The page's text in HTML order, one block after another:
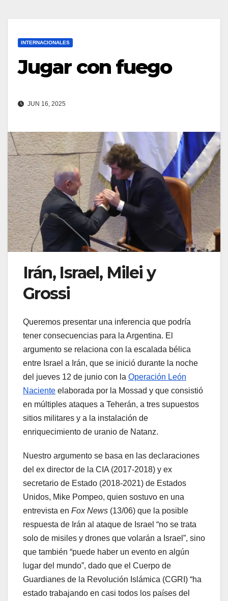
INTERNACIONALES
Jugar con fuego
JUN 16, 2025
Irán, Israel, Milei y
Grossi
Queremos presentar una inferencia que podría
tener consecuencias para la Argentina. El
argumento se relaciona con la escalada bélica
entre Israel a Irán, que se inició durante la noche
del jueves 12 de junio con la Operación León
Naciente elaborada por la Mossad y que consistió
en múltiples ataques a Teherán, a tres supuestos
sitios militares y a la instalación de
enriquecimiento de uranio de Natanz.
Nuestro argumento se basa en las declaraciones
del ex director de la CIA (2017-2018) y ex
secretario de Estado (2018-2021) de Estados
Unidos, Mike Pompeo, quien sostuvo en una
entrevista en Fox News (13/06) que la posible
respuesta de Irán al ataque de Israel “no se trata
solo de misiles y drones que volarán a Israel”, sino
que también “puede haber un evento en algún
lugar del mundo”, dado que el Cuerpo de
Guardianes de la Revolución Islámica (CGRI) “ha
estado trabajando en casi todos los países del